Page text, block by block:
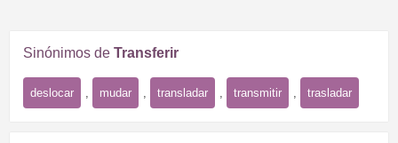
Sinónimos de Transferir
deslocar mudar transladar transmitir trasladar